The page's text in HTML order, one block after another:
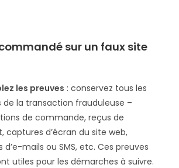
sur un faux site
les preuves : conservez tous les
de la transaction frauduleuse –
de commande, reçus de
captures d’écran du site web,
d’e-mails ou SMS, etc. Ces preuves
utiles pour les démarches à suivre.